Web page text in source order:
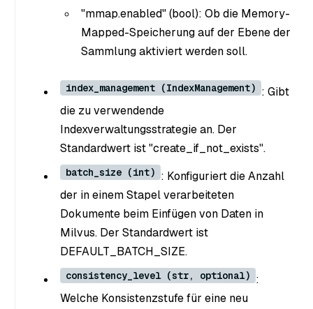
"mmap.enabled" (bool): Ob die Memory-
Mapped-Speicherung auf der Ebene der
Sammlung aktiviert werden soll.
index_management (IndexManagement) : Gibt
die zu verwendende
Indexverwaltungsstrategie an. Der
Standardwert ist "create_if_not_exists".
batch_size (int) : Konfiguriert die Anzahl
der in einem Stapel verarbeiteten
Dokumente beim Einfügen von Daten in
Milvus. Der Standardwert ist
DEFAULT_BATCH_SIZE.
consistency_level (str, optional) :
Welche Konsistenzstufe für eine neu